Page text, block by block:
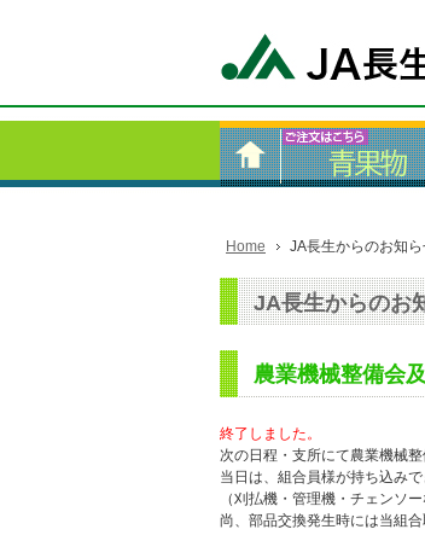
Home JA長生からのお知
JA長生からのお
農業機械整備会
終了しました。
次の日程・支所にて農業機械
当日は、組合員様が持ち込み
（刈払機・管理機・チェンソ
尚、部品交換発生時には当組